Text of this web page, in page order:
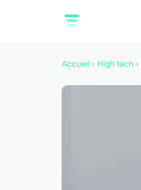
Accueil › High tech ›